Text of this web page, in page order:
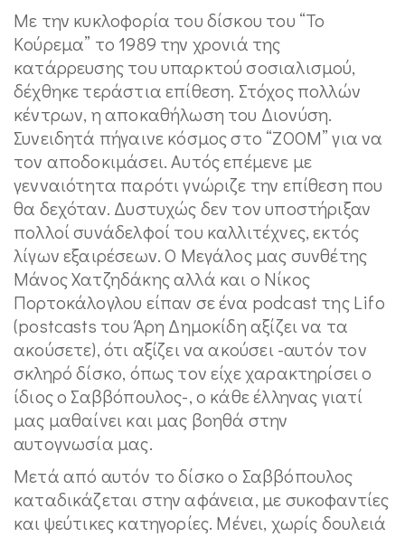
Με την κυκλοφορία του δίσκου του “Το
Κούρεμα” το 1989 την χρονιά της
κατάρρευσης του υπαρκτού σοσιαλισμού,
δέχθηκε τεράστια επίθεση. Στόχος πολλών
κέντρων, η αποκαθήλωση του Διονύση.
Συνειδητά πήγαινε κόσμος στο “ΖΟΟΜ” για να
τον αποδοκιμάσει. Αυτός επέμενε με
γενναιότητα παρότι γνώριζε την επίθεση που
θα δεχόταν. Δυστυχώς δεν τον υποστήριξαν
πολλοί συνάδελφοί του καλλιτέχνες, εκτός
λίγων εξαιρέσεων. Ο Μεγάλος μας συνθέτης
Μάνος Χατζηδάκης αλλά και ο Νίκος
Πορτοκάλογλου είπαν σε ένα podcast της Lifo
(postcasts του Άρη Δημοκίδη αξίζει να τα
ακούσετε), ότι αξίζει να ακούσει -αυτόν τον
σκληρό δίσκο, όπως τον είχε χαρακτηρίσει ο
ίδιος ο Σαββόπουλος-, ο κάθε έλληνας γιατί
μας μαθαίνει και μας βοηθά στην
αυτογνωσία μας.
Μετά από αυτόν το δίσκο ο Σαββόπουλος
καταδικάζεται στην αφάνεια, με συκοφαντίες
και ψεύτικες κατηγορίες. Μένει, χωρίς δουλειά